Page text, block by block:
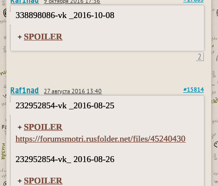
9 октября 2016 17:36
338898086-vk _2016-10-08
+ SPOILER
2
Raf1nad 27 августа 2016 13:40 #15814
232952854-vk _2016-08-25
+ SPOILER
https://forumsmotri.rusfolder.net/files/45240430
232952854-vk_ 2016-08-26
+ SPOILER